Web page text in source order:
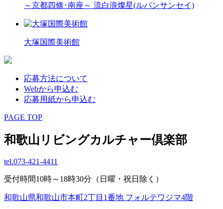
～京都四條･南座～ 流白浪燦星(ルパンサンセイ)
大塚国際美術館
応募方法について
Webから申込む
応募用紙から申込む
PAGE TOP
和歌山リビングカルチャー倶楽部
tel.073-421-4411
受付時間10時～18時30分（日曜・祝日除く）
和歌山県和歌山市本町2丁目1番地 フォルテワジマ4階